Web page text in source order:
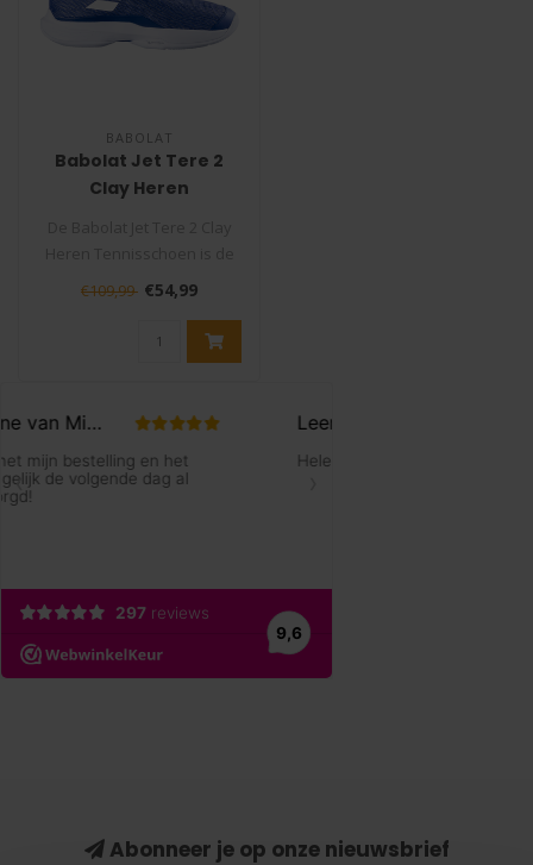
BABOLAT
Babolat Jet Tere 2
Clay Heren
ultieme keuze voor elke
€109,99 €54,99
Abonneer je op onze nieuwsbrief